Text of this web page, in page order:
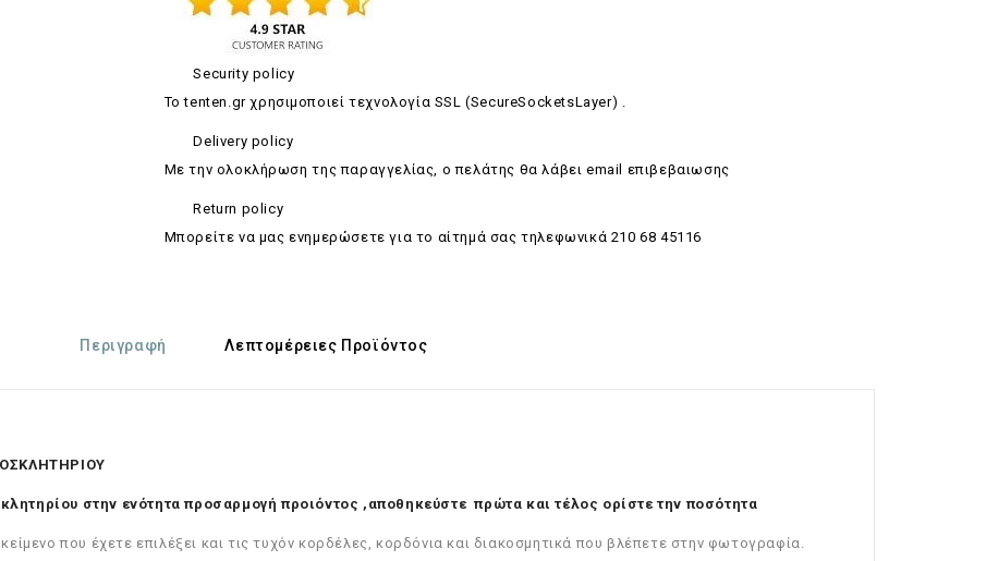
Security policy
Το tenten.gr χρησιμοποιεί τεχνολογία SSL (SecureSocketsLayer) .
Delivery policy
Με την ολοκλήρωση της παραγγελίας, ο πελάτης θα λάβει email επιβεβαιωσης
Return policy
Mπορείτε να μας ενημερώσετε για το αίτημά σας τηλεφωνικά 210 68 45116
Περιγραφή Λεπτομέρειες Προϊόντος
στην ενότητα προσαρμογή προιόντος ,αποθηκεύστε πρώτα και τέλος ορίστε την ποσότητα
που έχετε επιλέξει και τις τυχόν κορδέλες, κορδόνια και διακοσμητικά που βλέπετε στην φωτογραφία.